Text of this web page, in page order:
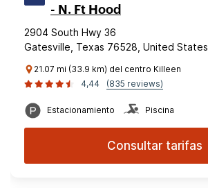
- N. Ft Hood
2904 South Hwy 36
Gatesville, Texas 76528, United States
21.07 mi (33.9 km) del centro Killeen
4,44
(835 reviews)
Estacionamiento Piscina
Consultar tarifas